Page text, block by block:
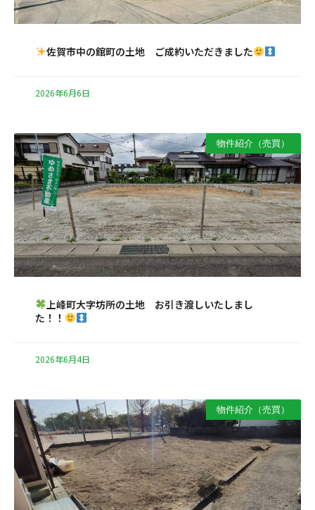
佐賀市中の館町の土地 ご成約いただきました
2026年6月6日
物件紹介（売買）
上峰町大字坊所の土地 お引き渡しいたしまし
た！！
2026年6月4日
物件紹介（売買）